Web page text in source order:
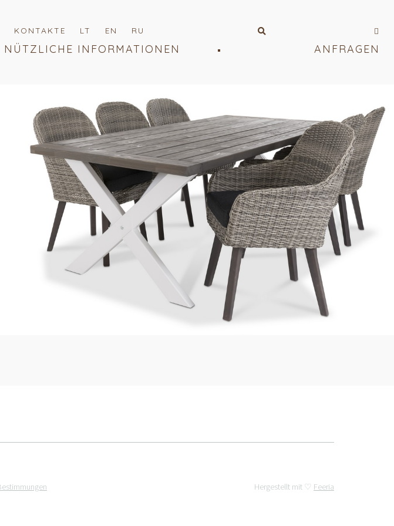
KONTAKTE LT EN RU
NÜTZLICHE INFORMATIONEN ANFRAGEN
Hergestellt mit ♡ Feeria